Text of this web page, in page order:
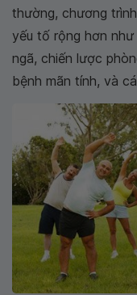
thường, chương
yếu tố rộng hơn
ngã, chiến lược
bệnh mãn tính, và